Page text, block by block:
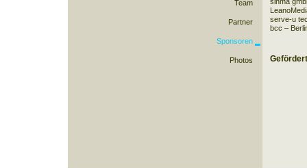
Team
Partner
Sponsoren
Photos
serve-u
bcc –